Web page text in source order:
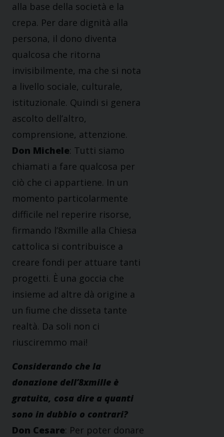
alla base della società e la
crepa. Per dare dignità alla
persona, il dono diventa
qualcosa che ritorna
invisibilmente, ma che si nota
a livello sociale, culturale,
istituzionale. Quindi si genera
ascolto dell’altro,
comprensione, attenzione.
Don Michele: Tutti siamo
chiamati a fare qualcosa per
ciò che ci appartiene. In un
momento particolarmente
difficile nel reperire risorse,
firmando l’8xmille alla Chiesa
cattolica si contribuisce a
creare fondi per attuare tanti
progetti. È una goccia che
insieme ad altre dà origine a
un fiume che disseta tante
realtà. Da soli non ci
riusciremmo mai!
Considerando che la
donazione dell’8xmille è
gratuita, cosa dire a quanti
sono in dubbio o contrari?
Don Cesare: Per poter donare